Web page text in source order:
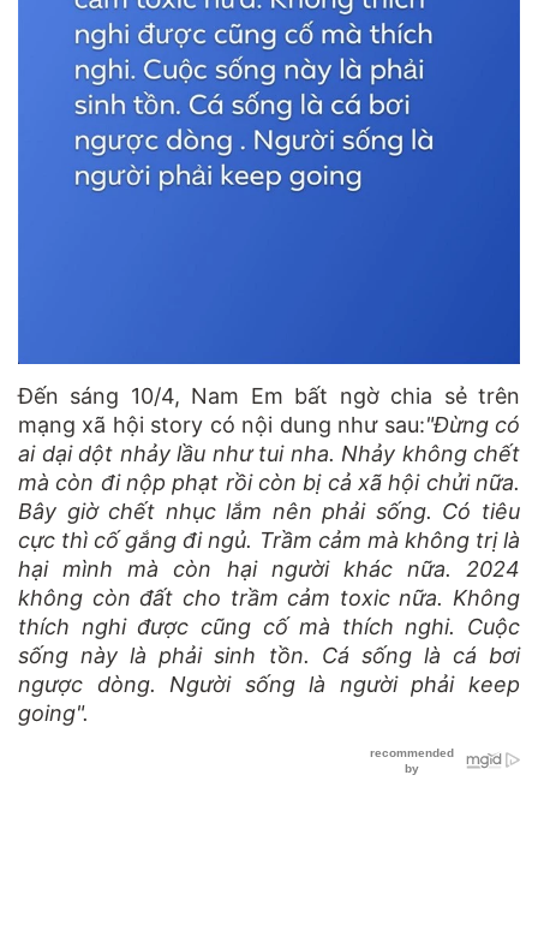
Đến sáng 10/4, Nam Em bất ngờ chia sẻ trên
mạng xã hội story có nội dung như sau:"Đừng có
ai dại dột nhảy lầu như tui nha. Nhảy không chết
mà còn đi nộp phạt rồi còn bị cả xã hội chửi nữa.
Bây giờ chết nhục lắm nên phải sống. Có tiêu
cực thì cố gắng đi ngủ. Trầm cảm mà không trị là
hại mình mà còn hại người khác nữa. 2024
không còn đất cho trầm cảm toxic nữa. Không
thích nghi được cũng cố mà thích nghi. Cuộc
sống này là phải sinh tồn. Cá sống là cá bơi
ngược dòng. Người sống là người phải keep
going".